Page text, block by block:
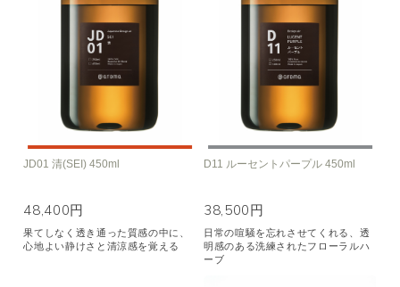
JD01 清(SEI) 450ml
48,400円
果てしなく透き通った質感の中に、
心地よい静けさと清涼感を覚える
D11 ルーセントパープル 450ml
38,500円
日常の喧騒を忘れさせてくれる、透
明感のある洗練されたフローラルハ
ーブ